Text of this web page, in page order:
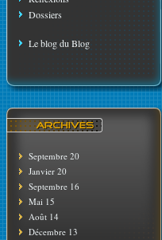
Dossiers
Le blog du Blog
Septembre 20
Janvier 20
Septembre 16
Mai 15
Août 14
Décembre 13